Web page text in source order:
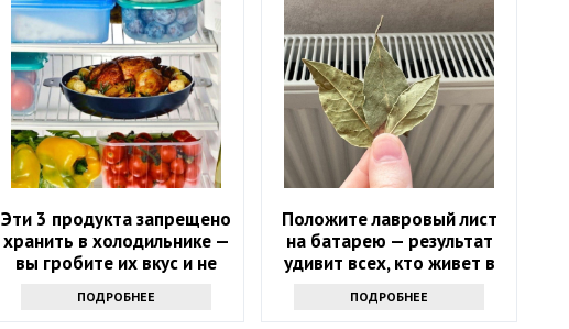
Эти 3 продукта запрещено
хранить в холодильнике —
вы гробите их вкус и не
ПОДРОБНЕЕ
Положите лавровый лист
на батарею — результат
удивит всех, кто живет в
ПОДРОБНЕЕ